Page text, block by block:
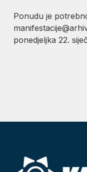
Ponudu je
ponedjeljka 22.